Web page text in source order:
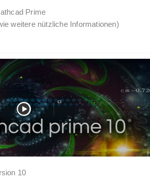
Prime
weitere nützliche Informationen)
10